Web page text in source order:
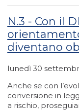
N.3 - Con il
diventano
lunedì 30
Anche se con
conversione in
a rischio,